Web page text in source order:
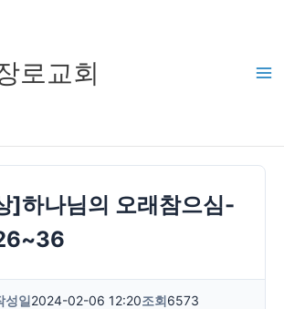
로교회
]하나님의 오래참으심-
성일2024-02-06 12:20조회6573